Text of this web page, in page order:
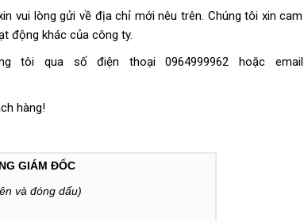
vui lòng gửi về địa chỉ mới nêu trên. Chúng tôi xin cam
động khác của công ty.
qua số điện thoại 0964999962 hoặc email
hàng!
GIÁM ĐỐC
và đóng dấu)